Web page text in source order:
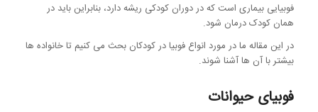
فوبیایی بیماری است که در دوران کودکی ریشه دارد، بنابراین باید در
همان کودک درمان شود.
در این مقاله ما در مورد انواع فوبیا در کودکان بحث می کنیم تا خانواده ها
بیشتر با آن ها آشنا شوند.
فوبیای حیوانات